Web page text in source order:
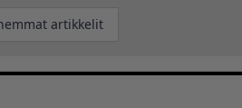
artikkelit